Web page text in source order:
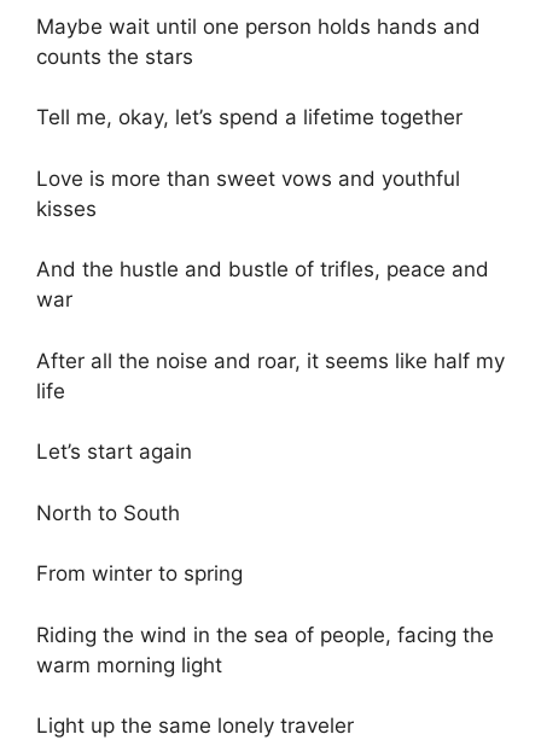
Maybe wait until one person holds hands and
counts the stars
Tell me, okay, let’s spend a lifetime together
Love is more than sweet vows and youthful
kisses
And the hustle and bustle of trifles, peace and
war
After all the noise and roar, it seems like half my
life
Let’s start again
North to South
From winter to spring
Riding the wind in the sea of ​​people, facing the
warm morning light
Light up the same lonely traveler